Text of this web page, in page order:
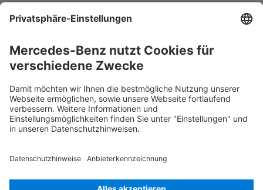
Klimaanlage
Gefahr, niedrige Temperatur
Rettungskarte PKW Version 07/2026 01.3 ID-Nr.: 290.689